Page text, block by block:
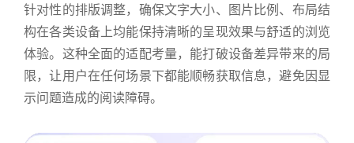
针对性的排版调整，确保文字大小、图片比例、布局结
构在各类设备上均能保持清晰的呈现效果与舒适的浏览
体验。这种全面的适配考量，能打破设备差异带来的局
限，让用户在任何场景下都能顺畅获取信息，避免因显
示问题造成的阅读障碍。